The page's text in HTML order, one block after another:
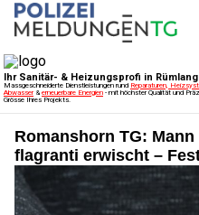
Romanshorn TG:
flagranti erwischt –